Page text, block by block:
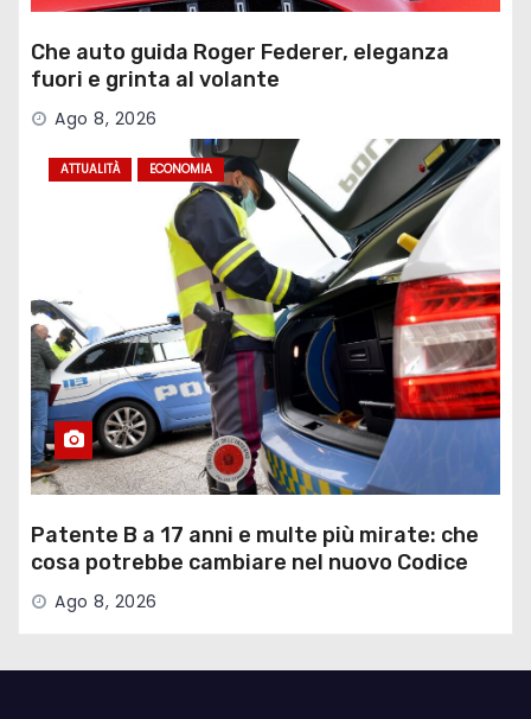
Che auto guida Roger Federer, eleganza
fuori e grinta al volante
Ago 8, 2026
ATTUALITÀ ECONOMIA
Patente B a 17 anni e multe più mirate: che
cosa potrebbe cambiare nel nuovo Codice
della Strada
Ago 8, 2026